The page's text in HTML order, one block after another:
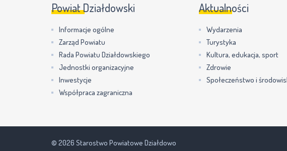
Powiat Działdowski
Informacje ogólne
Zarząd Powiatu
Rada Powiatu Działdowskiego
Jednostki organizacyjne
Inwestycje
Współpraca zagraniczna
Aktualności
Wydarzenia
Turystyka
Kultura, edukacja, sport
Zdrowie
Społeczeństwo i
© 2026 Starostwo Powiatowe Działdowo